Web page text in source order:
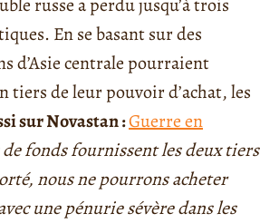
En se basant sur des
d’Asie centrale pourraient
tiers de leur pouvoir d’achat, les
sur Novastan :Guerre en
fonds fournissent les deux tiers
nous ne pourrons acheter
une pénurie sévère dans les